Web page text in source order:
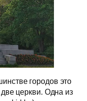
городов это
церкви. Одна из